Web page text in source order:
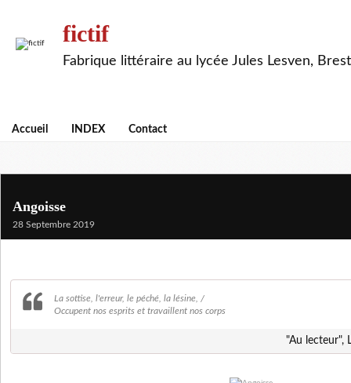
fictif
Fabrique littéraire au lycée Jules Lesven, Brest
Accueil INDEX Contact
Angoisse
28 Septembre 2019
La sottise, l'erreur, le péché, la lésine, /
Occupent nos esprits et travaillent nos corps
"Au lecteur",